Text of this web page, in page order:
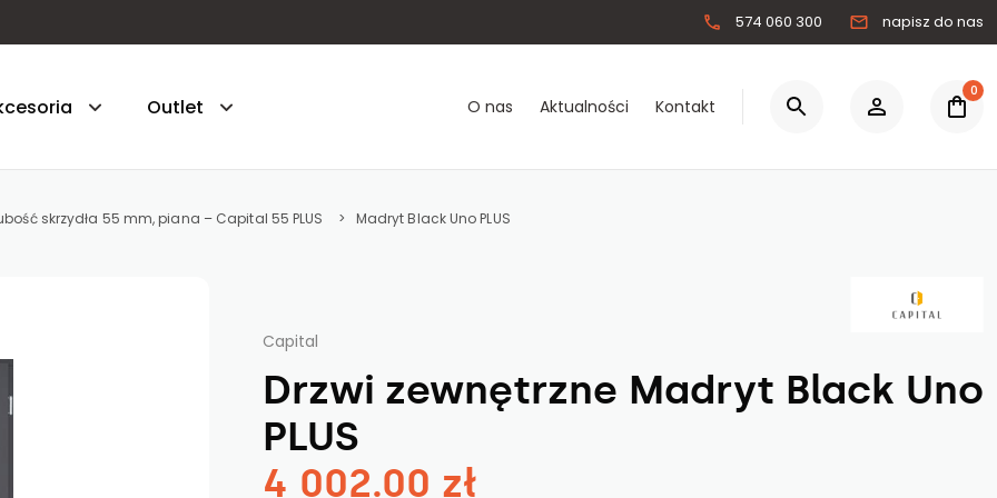
574 060 300 napisz do nas
55 - gr. 55 mm - styropian
Outlet O nas Aktualności Kontakt
Zarejestruj się
0
skrzydła 55 mm, piana – Capital 55 PLUS Madryt Black Uno PLUS
Capital
Drzwi zewnętrzne Madryt Black Uno
PLUS
4 002.00 zł